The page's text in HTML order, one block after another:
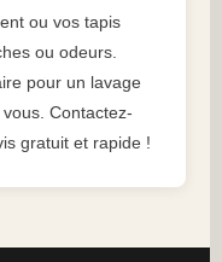
ou vos tapis
ou odeurs.
pour un lavage
Contactez-
gratuit et rapide !